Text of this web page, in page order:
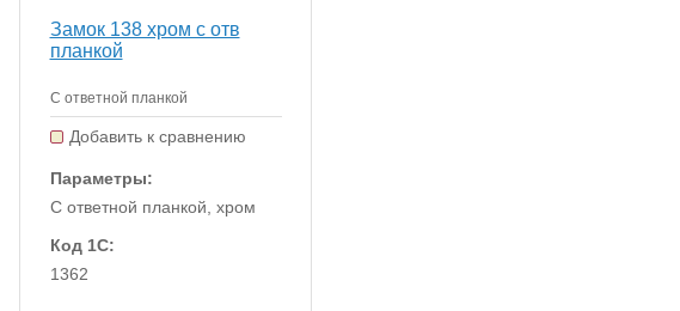
Замок 138 хром с отв
планкой
С ответной планкой
Добавить к сравнению
Параметры:
С ответной планкой, хром
Код 1С:
1362